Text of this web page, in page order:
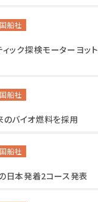
船社
ック探検モーターヨット
船社
のバイオ燃料を採用
船社
日本発着2コース発表